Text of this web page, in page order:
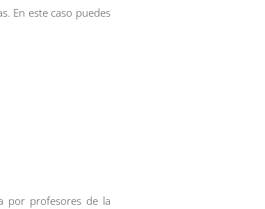
En este caso puedes
por profesores de la